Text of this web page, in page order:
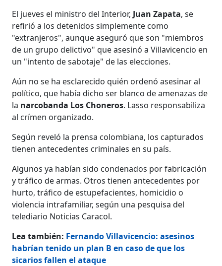
El jueves el ministro del Interior, Juan Zapata, se
refirió a los detenidos simplemente como
"extranjeros", aunque aseguró que son "miembros
de un grupo delictivo" que asesinó a Villavicencio en
un "intento de sabotaje" de las elecciones.
Aún no se ha esclarecido quién ordenó asesinar al
político, que había dicho ser blanco de amenazas de
la narcobanda Los Choneros. Lasso responsabiliza
al crímen organizado.
Según reveló la prensa colombiana, los capturados
tienen antecedentes criminales en su país.
Algunos ya habían sido condenados por fabricación
y tráfico de armas. Otros tienen antecedentes por
hurto, tráfico de estupefacientes, homicidio o
violencia intrafamiliar, según una pesquisa del
telediario Noticias Caracol.
Lea también: Fernando Villavicencio: asesinos
habrían tenido un plan B en caso de que los
sicarios fallen el ataque